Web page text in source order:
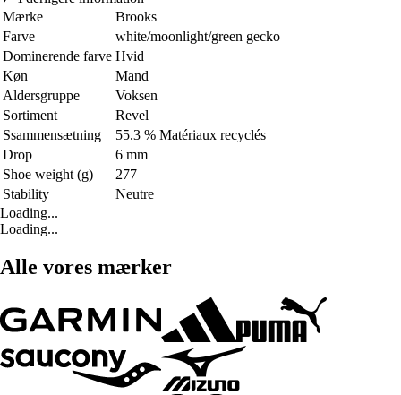
Mærke
Brooks
Farve
white/moonlight/green gecko
Dominerende farve Hvid
Køn
Mand
Aldersgruppe
Voksen
Sortiment
Revel
Ssammensætning
55.3 % Matériaux recyclés
Drop
6 mm
Shoe weight (g)
277
Stability
Neutre
Loading...
Loading...
Alle vores mærker